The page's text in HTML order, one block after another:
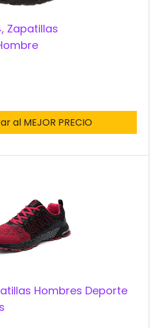
Zapatillas
al MEJOR PRECIO
Hombres Deporte